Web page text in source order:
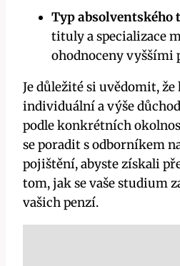
Typ absolventského
tituly a specializace
ohodnoceny vyššími
Je důležité si uvědomit,
individuální a výše
podle konkrétních
se poradit s odborníkem
pojištění, abyste získali
tom, jak se vaše studium
vašich penzí.